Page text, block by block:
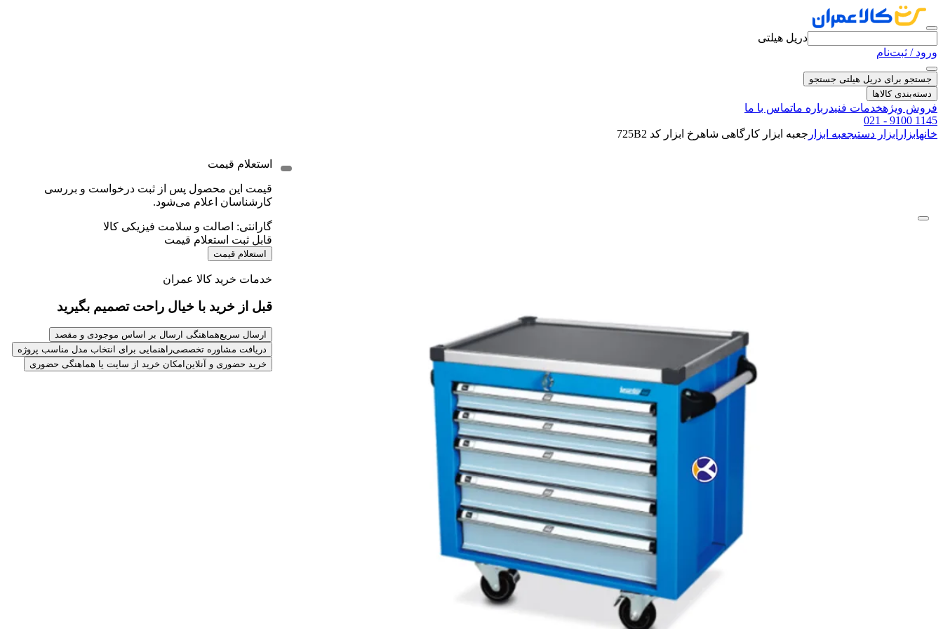
دریل هیلتی
ورود / ثبت‌نام
جستجو برای دریل هیلتی جستجو
دسته‌بندی کالاها
فروش ویژهخدمات فنیدرباره ماتماس با ما
021 - 9100 1145
خانهابزار ابزار دستیجعبه ابزار جعبه ابزار کارگاهی شاهرخ ابزار کد 725B2
استعلام قیمت
قیمت این محصول پس از ثبت درخواست و بررسی
کارشناسان اعلام می‌شود.
گارانتی: اصالت و سلامت فیزیکی کالا
قابل ثبت استعلام قیمت
استعلام قیمت
خدمات خرید کالا عمران
قبل از خرید با خیال راحت تصمیم بگیرید
ارسال سریعهماهنگی ارسال بر اساس موجودی و مقصد
دریافت مشاوره تخصصیراهنمایی برای انتخاب مدل مناسب پروژه
خرید حضوری و آنلاین امکان خرید از سایت یا هماهنگی حضوری